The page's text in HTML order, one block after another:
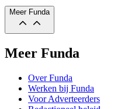
Meer Funda
Meer Funda
Over Funda
Werken bij Funda
Voor Adverteerders